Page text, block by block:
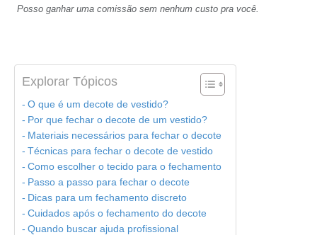
Posso ganhar uma comissão sem nenhum custo pra você.
Explorar Tópicos
O que é um decote de vestido?
Por que fechar o decote de um vestido?
Materiais necessários para fechar o decote
Técnicas para fechar o decote de vestido
Como escolher o tecido para o fechamento
Passo a passo para fechar o decote
Dicas para um fechamento discreto
Cuidados após o fechamento do decote
Quando buscar ajuda profissional